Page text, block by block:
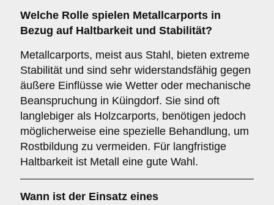
Welche Rolle spielen Metallcarports in
Bezug auf Haltbarkeit und Stabilität?
Metallcarports, meist aus Stahl, bieten extreme
Stabilität und sind sehr widerstandsfähig gegen
äußere Einflüsse wie Wetter oder mechanische
Beanspruchung in Küingdorf. Sie sind oft
langlebiger als Holzcarports, benötigen jedoch
möglicherweise eine spezielle Behandlung, um
Rostbildung zu vermeiden. Für langfristige
Haltbarkeit ist Metall eine gute Wahl.
Wann ist der Einsatz eines